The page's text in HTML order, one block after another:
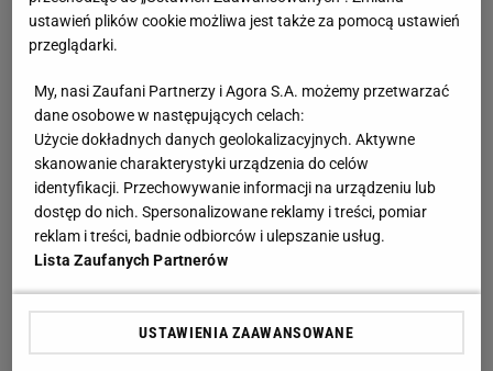
Po 5 latach Jaqueline Carvalho zmieniła barwy klubowe i
rozpoczęła grę dla Minas Tenis Clube. W sezonie 2015/16
aby niedługo znów przywdziać trykot Minas Tenis Clube.
W czasie swojej kariery zawodniczej, Jaqueline Carvalho
zdobyła wiele cennych trofeów. Aż 5 razy zdobyła
Mistrzostwo Brazylii. Na swoim koncie zapisała również
Mistrzostwo, Puchar i Superpuchar Hiszpanii. Z kolei
podczas pobytu na Półwyspie Apenińskim mogła się
cieszyć ze zdobycia Pucharu i Superpucharu Włoch, a
także z Wicemistrzostwa tego kraju. Zawodniczka ma też
w swojej kolekcji złoty medal zdobyty w rywalizacji o
ustawień plików cookie możliwa jest także za pomocą ustawień
przeglądarki.
My, nasi Zaufani Partnerzy i Agora S.A. możemy przetwarzać
dane osobowe w następujących celach:
Użycie dokładnych danych geolokalizacyjnych. Aktywne
skanowanie charakterystyki urządzenia do celów
identyfikacji. Przechowywanie informacji na urządzeniu lub
dostęp do nich. Spersonalizowane reklamy i treści, pomiar
reklam i treści, badnie odbiorców i ulepszanie usług.
Lista Zaufanych Partnerów
USTAWIENIA ZAAWANSOWANE